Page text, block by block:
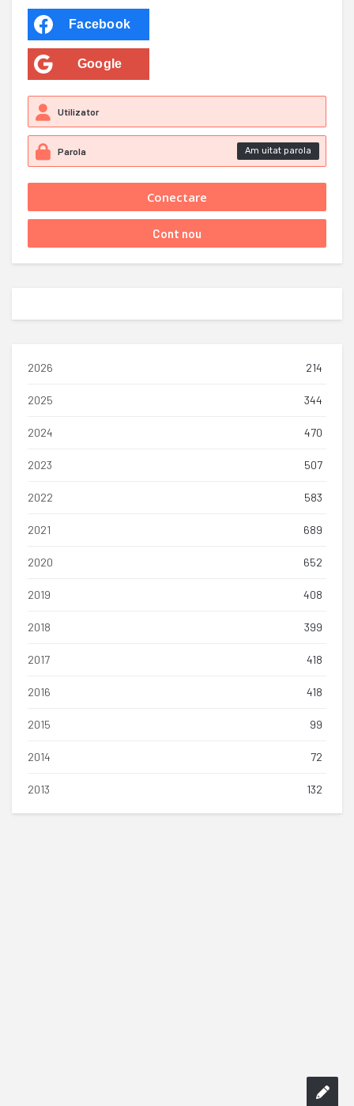
Facebook
Google
Am uitat parola
2026 214
2025 344
2024 470
2023 507
2022 583
2021 689
2020 652
2019 408
2018 399
2017 418
2016 418
2015 99
2014 72
2013 132